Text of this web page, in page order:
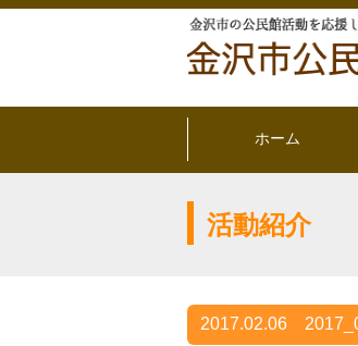
ホーム
活動紹介
2017.02.06